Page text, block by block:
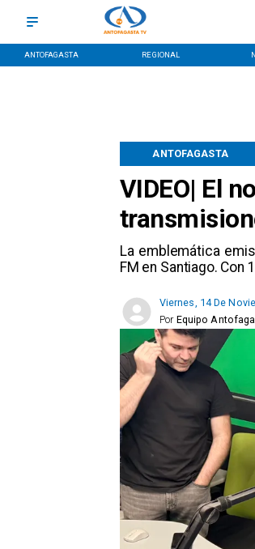
ANTOFAGASTA REGIONAL
VIDEO| El
​La emblemática
FM en Santiago.
ANTOFAGASTA
Viernes, 14 De
Equipo
Por